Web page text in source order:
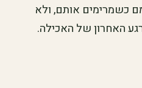
כשמרימים אותם, ולא
האחרון של האכילה.